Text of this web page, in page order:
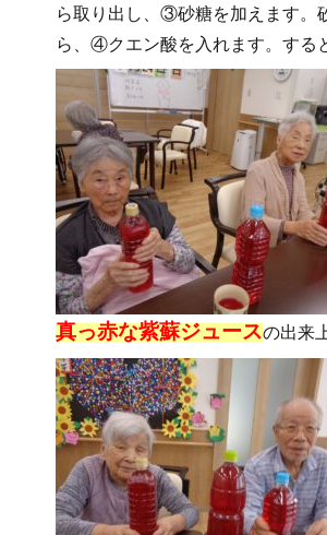
ら取り出し、③砂糖を加えます。
ら、④クエン酸を入れます。する
真っ赤な紫蘇ジュースの出来